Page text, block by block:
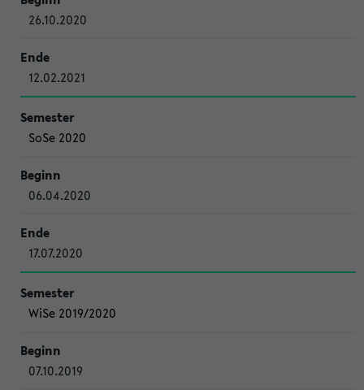
26.10.2020
12.02.2021
SoSe 2020
06.04.2020
17.07.2020
WiSe 2019/2020
07.10.2019